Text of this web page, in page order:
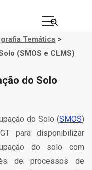
Temática>
(SMOS e CLMS)
do Solo
do Solo (SMOS)
para disponibilizar
do solo com
de processos de